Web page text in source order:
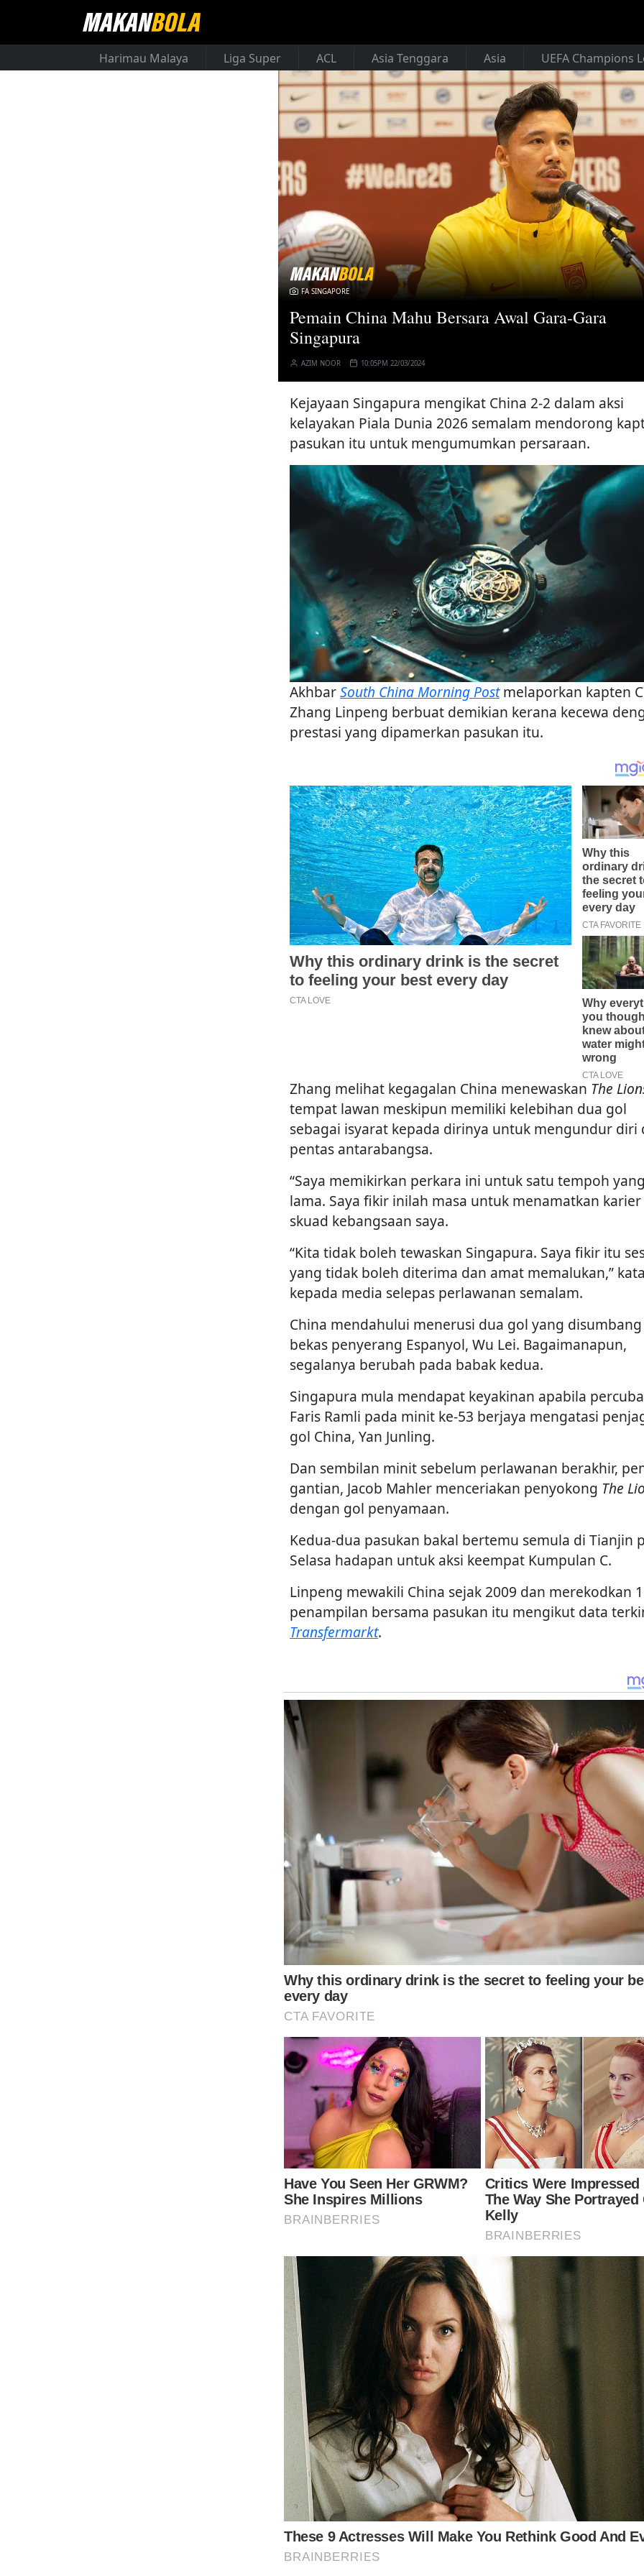
Harimau Malaya Liga Super ACL Asia Tenggara Asia UEFA Champions
FA SINGAPORE
Pemain China Mahu Bersara Awal Gara-Gara
Singapura
AZIM NOOR 10:05PM 22/03/2024
Kejayaan Singapura mengikat China 2-2 dalam aksi
kelayakan Piala Dunia 2026 semalam mendorong
pasukan itu untuk mengumumkan persaraan.
AkhbarSouth China Morning Postmelaporkan kapten
Zhang Linpeng berbuat demikian kerana kecewa
prestasi yang dipamerkan pasukan itu.
Zhang melihat kegagalan China menewaskan The
tempat lawan meskipun memiliki kelebihan dua gol
sebagai isyarat kepada dirinya untuk mengundur diri
pentas antarabangsa.
“Saya memikirkan perkara ini untuk satu tempoh
lama. Saya fikir inilah masa untuk menamatkan karier
skuad kebangsaan saya.
“Kita tidak boleh tewaskan Singapura. Saya fikir itu
yang tidak boleh diterima dan amat memalukan,”
kepada media selepas perlawanan semalam.
China mendahului menerusi dua gol yang disumbang
bekas penyerang Espanyol, Wu Lei. Bagaimanapun,
segalanya berubah pada babak kedua.
Singapura mula mendapat keyakinan apabila
Faris Ramli pada minit ke-53 berjaya mengatasi
gol China, Yan Junling.
Dan sembilan minit sebelum perlawanan berakhir,
gantian, Jacob Mahler menceriakan penyokong The
dengan gol penyamaan.
Kedua-dua pasukan bakal bertemu semula di Tianjin
Selasa hadapan untuk aksi keempat Kumpulan C.
Linpeng mewakili China sejak 2009 dan merekodkan
penampilan bersama pasukan itu mengikut data
Transfermarkt.